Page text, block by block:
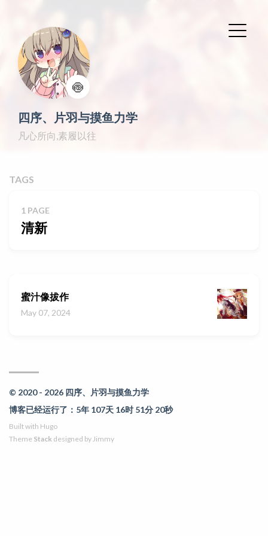
🍥
四序、片羽与摸鱼力学
凡心所向,素履以往
TAGS
1 PAGE
清新
蜜汁像拔作
May 07, 2024
© 2020 - 2026 四序、片羽与摸鱼力学
博客已经运行了：5年 107天 16时 51分 20秒
Built with Hugo
Theme Stack designed by Jimmy